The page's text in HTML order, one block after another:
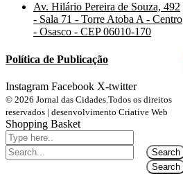
Av. Hilário Pereira de Souza, 492
- Sala 71 - Torre Atoba A - Centro
- Osasco - CEP 06010-170
Política de Publicação
Instagram Facebook X-twitter
© 2026 Jornal das Cidades.Todos os direitos
reservados | desenvolvimento Criative Web
Shopping Basket